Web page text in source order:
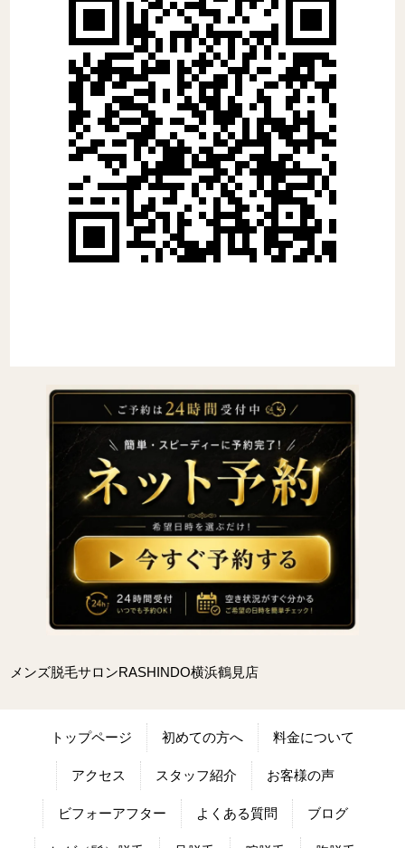
メンズ脱毛サロンRASHINDO横浜鶴見店
トップページ 初めての方へ 料金について
アクセス スタッフ紹介 お客様の声
ビフォーアフター よくある質問 ブログ